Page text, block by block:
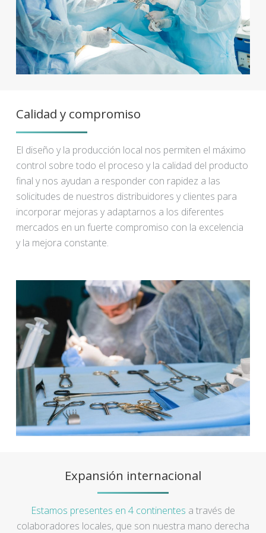
Calidad y compromiso
El diseño y la producción local nos permiten el máximo
control sobre todo el proceso y la calidad del producto
final y nos ayudan a responder con rapidez a las
solicitudes de nuestros distribuidores y clientes para
incorporar mejoras y adaptarnos a los diferentes
mercados en un fuerte compromiso con la excelencia
y la mejora constante.
Expansión internacional
Estamos presentes en 4 continentes a través de
colaboradores locales, que son nuestra mano derecha